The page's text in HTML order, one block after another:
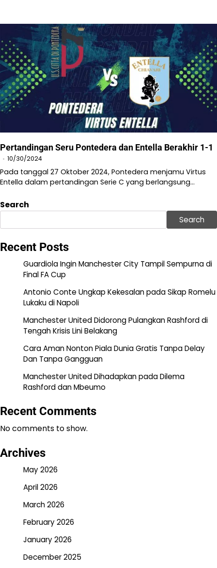
Pertandingan Seru Pontedera dan Entella Berakhir 1-1​
10/30/2024
Pada tanggal 27 Oktober 2024, Pontedera menjamu Virtus
Entella dalam pertandingan Serie C yang berlangsung…
Search
Search
Recent Posts
Guardiola Ingin Manchester City Tampil Sempurna di
Final FA Cup
Antonio Conte Ungkap Kekesalan pada Sikap Romelu
Lukaku di Napoli
Manchester United Didorong Pulangkan Rashford di
Tengah Krisis Lini Belakang
Cara Aman Nonton Piala Dunia Gratis Tanpa Delay
Dan Tanpa Gangguan
Manchester United Dihadapkan pada Dilema
Rashford dan Mbeumo
Recent Comments
No comments to show.
Archives
May 2026
April 2026
March 2026
February 2026
January 2026
December 2025